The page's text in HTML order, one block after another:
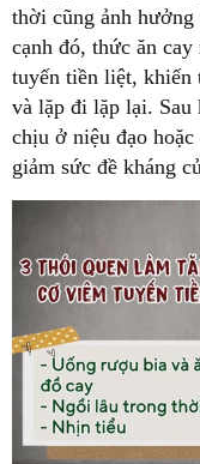
thời cũng ảnh hưởng
cạnh đó, thức ăn
tuyến tiền liệt, khiến
và lặp đi lặp lại. Sau
chịu ở niệu đạo
giảm sức đề kháng